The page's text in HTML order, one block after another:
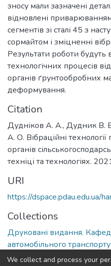
зносу мали зазначені
відновлені
сегментів зі сталі 45 з
сормайтом і зміцненні
Результати роботи будуть
технологічних процесів
органів ґрунтообробних
деформування.
Citation
Дудніков А. А., Дудник В.
А. О. Вібраційні
органів
техніці та технологіях.
URI
https://
Collections
Друковані видання.
автомобільного транспорту
We collect and process your